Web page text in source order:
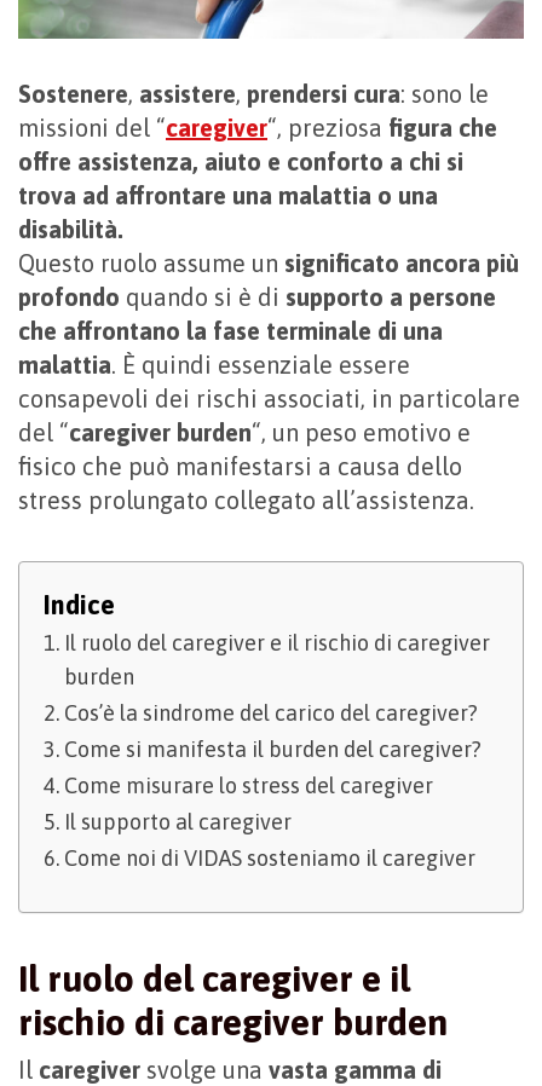
Sostenere, assistere, prendersi cura: sono le
missioni del “caregiver“, preziosa figura che
offre assistenza, aiuto e conforto a chi si
trova ad affrontare una malattia o una
disabilità.
Questo ruolo assume un significato ancora più
profondo quando si è di supporto a persone
che affrontano la fase terminale di una
malattia. È quindi essenziale essere
consapevoli dei rischi associati, in particolare
del “caregiver burden“, un peso emotivo e
fisico che può manifestarsi a causa dello
stress prolungato collegato all’assistenza.
Indice
Il ruolo del caregiver e il rischio di caregiver
burden
Cos’è la sindrome del carico del caregiver?
Come si manifesta il burden del caregiver?
Come misurare lo stress del caregiver
Il supporto al caregiver
Come noi di VIDAS sosteniamo il caregiver
Il ruolo del caregiver e il
rischio di caregiver burden
Il caregiver svolge una vasta gamma di